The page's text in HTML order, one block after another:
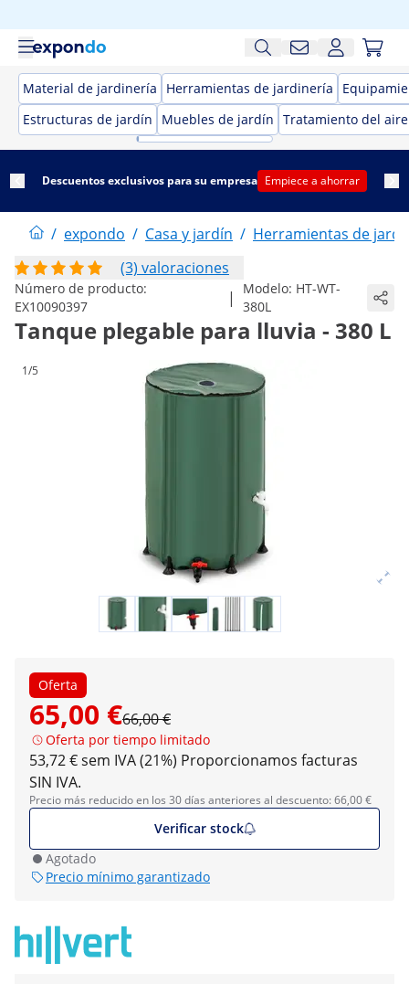
Material de jardinería Herramientas de jardinería
Estructuras de jardín
Muebles de jardín Tratamiento del aire
Descuentos exclusivos para su empresa Empiece a ahorrar
/ expondo / Casa y jardín / Herramientas de
(3) valoraciones
Número de producto:
EX10090397
| Modelo: HT-WT-
380L
Tanque plegable para lluvia - 380 L
1/5
Oferta
65,00 €66,00 €
Oferta por tiempo limitado
53,72 € sem IVA (21%) Proporcionamos facturas
SIN IVA.
Precio más reducido en los 30 días anteriores al descuento: 66,00 €
Verificar stock
Agotado
Precio mínimo garantizado